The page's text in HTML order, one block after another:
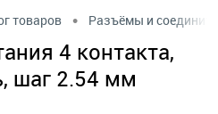
товаров • Разъёмы и
4 контакта,
шаг 2.54 мм